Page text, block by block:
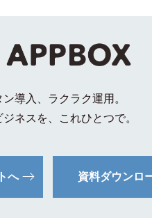
ン導入、ラクラク運用。
ネスを、これひとつで。
へ 資料ダウンロ